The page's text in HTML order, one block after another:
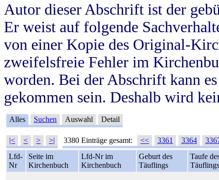
Autor dieser Abschrift ist der
Er weist auf folgende
von einer Kopie des Original-
zweifelsfreie Fehler im
worden. Bei der Abschrift kann
gekommen sein. Deshalb wird
Alles Suchen Auswahl Detail
|< < > >| 3380 Einträge gesamt: << 3361 3364
Lfd-
Nr
Seite im
Kirchenbuch
Lfd-Nr im
Kirchenbuch
Geburt des
Täuflings
Taufe
Täuflings